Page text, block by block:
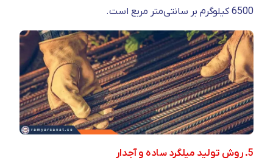
6500 کیلوگرم بر سانتی‌متر مربع است.
5. روش تولید میلگرد ساده و آجدار